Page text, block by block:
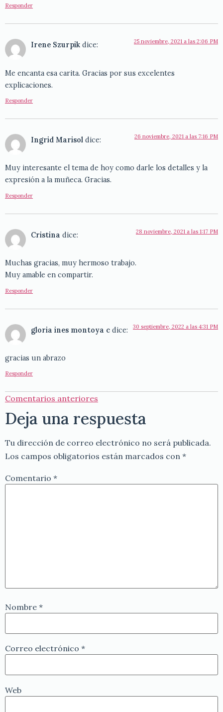
Responder
Irene Szurpik dice: 25 noviembre, 2021 a las 2:06 PM
Me encanta esa carita. Gracias por sus excelentes
explicaciones.
Responder
Ingrid Marisol dice: 26 noviembre, 2021 a las 7:16 PM
Muy interesante el tema de hoy como darle los detalles y la
expresión a la muñeca. Gracias.
Responder
Cristina dice: 28 noviembre, 2021 a las 1:17 PM
Muchas gracias, muy hermoso trabajo.
Muy amable en compartir.
Responder
gloria ines montoya c dice: 30 septiembre, 2022 a las 4:31 PM
gracias un abrazo
Responder
Comentarios anteriores
Deja una respuesta
Tu dirección de correo electrónico no será publicada.
Los campos obligatorios están marcados con *
Comentario *
Nombre *
Correo electrónico *
Web